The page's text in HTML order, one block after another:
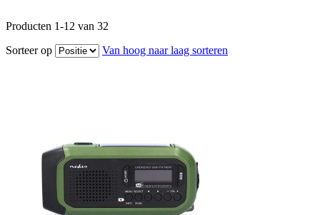
Producten 1-12 van 32
Sorteer op
Van hoog naar laag sorteren